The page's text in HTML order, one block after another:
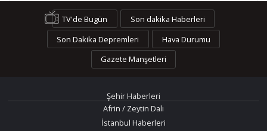
TV'de Bugün
Son dakika Haberleri
Son Dakika Depremleri
Hava Durumu
Gazete Manşetleri
Şehir Haberleri
Afrin / Zeytin Dalı
İstanbul Haberleri